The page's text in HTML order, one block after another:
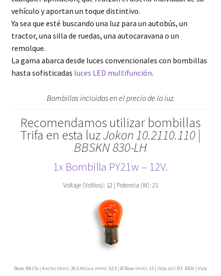
vehículo y aportan un toque distintivo.
Ya sea que esté buscando una luz para un autobús, un
tractor, una silla de ruedas, una autocaravana o un
remolque.
La gama abarca desde luces convencionales con bombillas
hasta sofisticadas luces LED multifunción.
Bombillas incluidas en el precio de la luz.
Recomendamos utilizar bombillas
Trifa en esta luzJokon 10.2110.110 |
BBSKN 830-LH
1x Bombilla PY21w – 12V.
Voltaje (Voltios): 12 | Potencia (W): 21
Base: BA15s | Ancho (mm): 26.5 Altura (mm): 52.5 | Ø Base (mm): 15 | Vida útil B3: 300h | Vida